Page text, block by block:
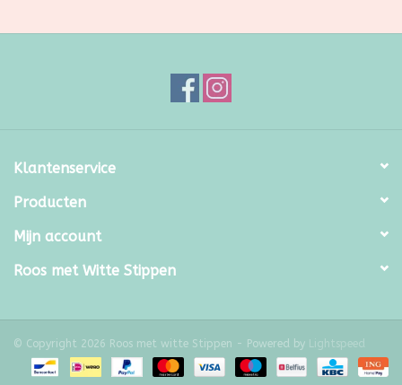
Klantenservice
Producten
Mijn account
Roos met Witte Stippen
© Copyright 2026 Roos met witte Stippen - Powered by Lightspeed